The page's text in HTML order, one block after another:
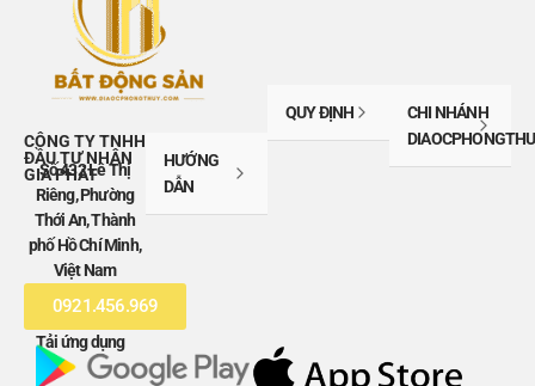
CÔNG TY TNHH
ĐẦU TƯ NHÂN
GIA PHÁT
Số 432 Lê Thị
Riêng, Phường
Thới An, Thành
phố Hồ Chí Minh,
Việt Nam
0921.456.969
HƯỚNG
DẪN
QUY ĐỊNH
CHI NHÁNH
Tải ứng dụng